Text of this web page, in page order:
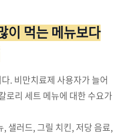
이 먹는 메뉴보다
. 비만치료제 사용자가 늘어
로리 세트 메뉴에 대한 수요가
샐러드, 그릴 치킨, 저당 음료,